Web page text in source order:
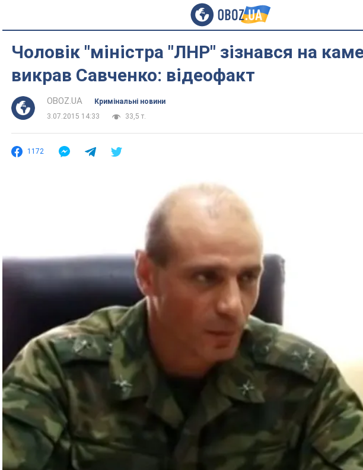
Чоловік "міністра "ЛНР" зізнався на
викрав Савченко: відеофакт
OBOZ.UA
Кримінальні новини
3.07.2015 14:33
33,5 т.
1172